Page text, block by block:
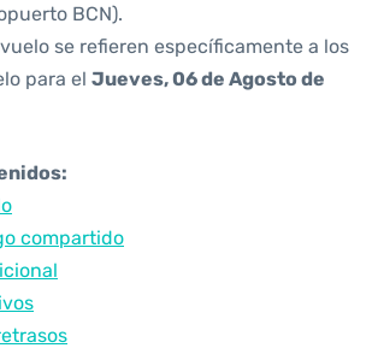
BCN).
se refieren específicamente a los
para el Jueves, 06 de Agosto de
compartido